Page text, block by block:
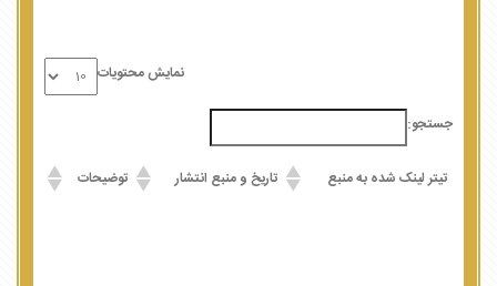
نمایش محتویات
جستجو:
تیتر لینک شده به منبع تاریخ و منبع انتشار توضیحات